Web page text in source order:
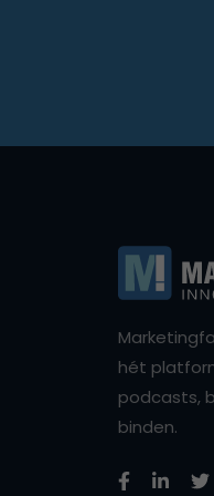
hét
podcasts,
binden.